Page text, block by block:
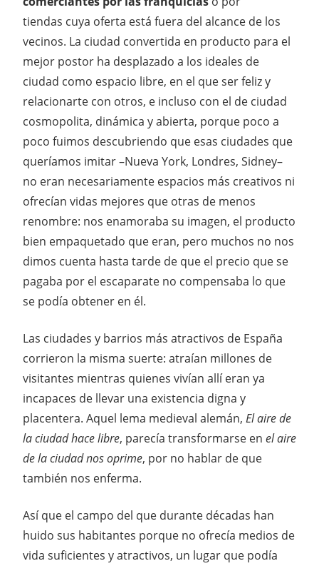
tiendas cuya oferta está fuera del alcance de los
vecinos. La ciudad convertida en producto para el
mejor postor ha desplazado a los ideales de
ciudad como espacio libre, en el que ser feliz y
relacionarte con otros, e incluso con el de ciudad
cosmopolita, dinámica y abierta, porque poco a
poco fuimos descubriendo que esas ciudades que
queríamos imitar –Nueva York, Londres, Sidney–
no eran necesariamente espacios más creativos ni
ofrecían vidas mejores que otras de menos
renombre: nos enamoraba su imagen, el producto
bien empaquetado que eran, pero muchos no nos
dimos cuenta hasta tarde de que el precio que se
pagaba por el escaparate no compensaba lo que
se podía obtener en él.
Las ciudades y barrios más atractivos de España
corrieron la misma suerte: atraían millones de
visitantes mientras quienes vivían allí eran ya
incapaces de llevar una existencia digna y
placentera. Aquel lema medieval alemán, El aire de
la ciudad hace libre, parecía transformarse en el aire
de la ciudad nos oprime, por no hablar de que
también nos enferma.
Así que el campo del que durante décadas han
huido sus habitantes porque no ofrecía medios de
vida suficientes y atractivos, un lugar que podía